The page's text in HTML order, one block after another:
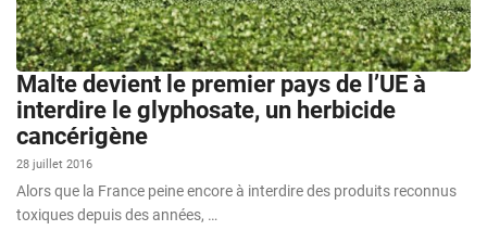
Malte devient le premier pays de l’UE à
interdire le glyphosate, un herbicide
cancérigène
28 juillet 2016
Alors que la France peine encore à interdire des produits reconnus
toxiques depuis des années, …